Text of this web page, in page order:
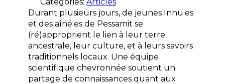
Durant plusieurs jours, de jeunes Innu.es
et des aîné.es de Pessamit se
(ré)approprient le lien à leur terre
ancestrale, leur culture, et à leurs savoirs
traditionnels locaux. Une équipe
scientifique chevronnée soutient un
partage de connaissances quant aux